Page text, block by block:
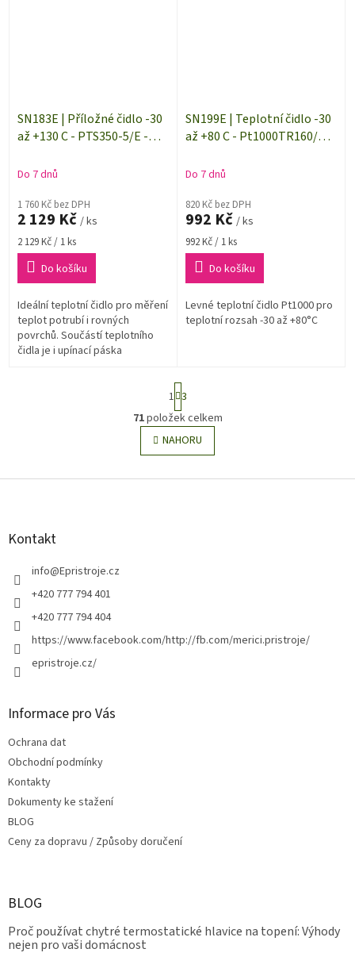
SN183E | Příložné čidlo -30
až +130 C - PTS350-5/E -
Do 7 dnů
1 760 Kč bez DPH
2 129 Kč / ks
Měrná
cena:
2 129 Kč / 1 ks
Do košíku
Ideální teplotní čidlo pro měření
teplot potrubí i rovných
povrchů. Součástí teplotního
čidla je i upínací páska
SN199E | Teplotní čidlo -30
až +80 C - Pt1000TR160/E -
Do 7 dnů
820 Kč bez DPH
992 Kč / ks
Měrná
cena:
992 Kč / 1 ks
Do košíku
Levné teplotní čidlo Pt1000 pro
teplotní rozsah -30 až +80°C
O
v
l
d
ý
p
S
t
r
á
n
k
v
1 3
71položek celkem
NAHORU
Z
Kontakt
info@Epristroje.cz
+420 777 794 401
+420 777 794 404
https://www.facebook.com/http://fb.com/merici.pristroje/
epristroje.cz/
Informace pro Vás
Ochrana dat
Obchodní podmínky
Kontakty
Dokumenty ke stažení
BLOG
Ceny za dopravu / Způsoby doručení
BLOG
Proč používat chytré termostatické hlavice na topení: Výhody
nejen pro vaši domácnost